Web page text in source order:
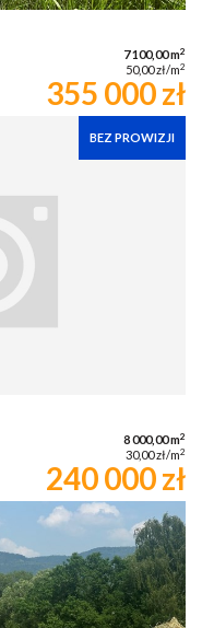
7 100,00 m2
50,00 zł/m2
355 000 zł
BEZ PROWIZJI
8 000,00 m2
30,00 zł/m2
240 000 zł